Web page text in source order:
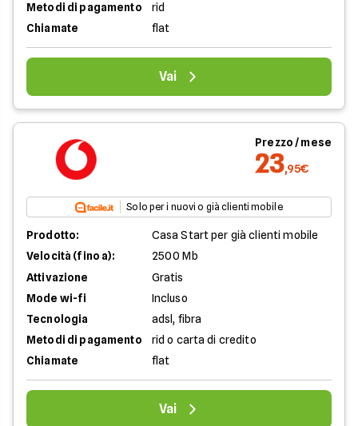
Metodi di pagamento
rid
Chiamate
flat
Vai
Prezzo / mese
23,95€
Solo per i nuovi o già clienti mobile
Prodotto:
Casa Start per già clienti mobile
Velocità (fino a):
2500 Mb
Attivazione
Gratis
Mode wi-fi
Incluso
Tecnologia
adsl, fibra
Metodi di pagamento
rid o carta di credito
Chiamate
flat
Vai